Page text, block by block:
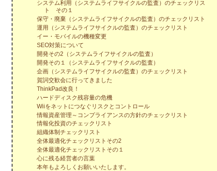
システム利用（システムライフサイクルの監査）のチェックリス
ト その１
保守・廃棄（システムライフサイクルの監査）のチェックリスト
運用（システムライフサイクルの監査）のチェックリスト
イー・モバイルの機種変更
SEO対策について
開発その2（システムライフサイクルの監査）
開発その１（システムライフサイクルの監査）
企画（システムライフサイクルの監査）のチェックリスト
賀詞交歓会に行ってきました
ThinkPad改良！
ハードディスク残容量の危機
Wiiをネットにつなぐリスクとコントロール
情報資産管理～コンプライアンスの方針のチェックリスト
情報化投資のチェックリスト
組織体制チェックリスト
全体最適化チェックリストその2
全体最適化チェックリストその１
心に残る経営者の言葉
本年もよろしくお願いいたします。